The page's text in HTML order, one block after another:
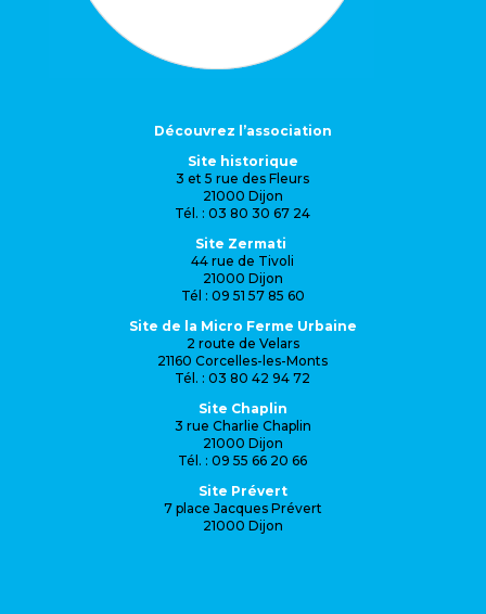
Découvrez l’association
Site historique
3 et 5 rue des Fleurs
21000 Dijon
Tél. : 03 80 30 67 24
Site Zermati
44 rue de Tivoli
21000 Dijon
Tél : 09 51 57 85 60
Site de la Micro Ferme Urbaine
2 route de Velars
21160 Corcelles-les-Monts
Tél. : 03 80 42 94 72
Site Chaplin
3 rue Charlie Chaplin
21000 Dijon
Tél. : 09 55 66 20 66
Site Prévert
7 place Jacques Prévert
21000 Dijon